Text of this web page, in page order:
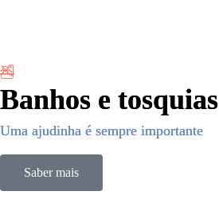
Banhos e tosquias
Uma ajudinha é sempre importante
Banhos e tosquias
Uma ajudinha é sempre importante
Saber mais